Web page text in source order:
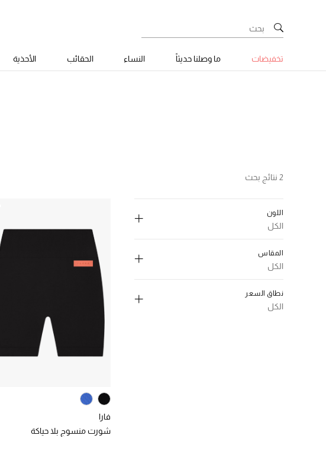
تخفيضات ما وصلنا حديثاً النساء الحقائب الأحذية
2 نتائج بحث
اللون
الكل
الترتيب حسب اللون: #0047AB
المقاس
الكل
نطاق السعر
الكل
فارا
شورت منسوج بلا حياكة